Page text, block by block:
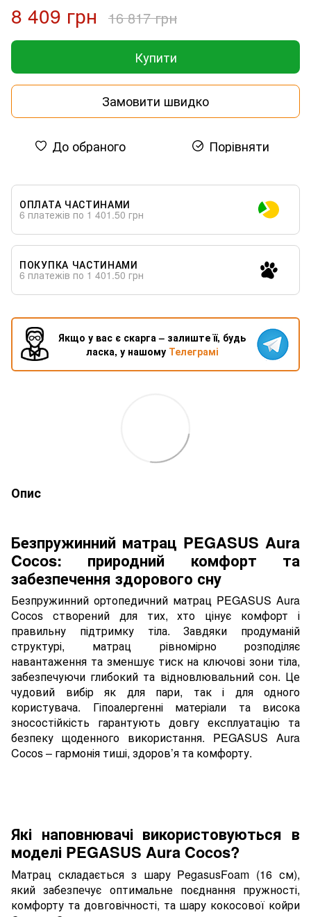
8 409 грн 16 817 грн
Купити
Замовити швидко
До обраного Порівняти
ОПЛАТА ЧАСТИНАМИ
6 платежів по 1 401.50 грн
ПОКУПКА ЧАСТИНАМИ
6 платежів по 1 401.50 грн
Якщо у вас є скарга – залиште її, будь
ласка, у нашому Телеграмі
Опис
Безпружинний матрац PEGASUS Aura
Cocos: природний комфорт та
забезпечення здорового сну
Безпружинний ортопедичний матрац PEGASUS Aura
Cocos створений для тих, хто цінує комфорт і
правильну підтримку тіла. Завдяки продуманій
структурі, матрац рівномірно розподіляє
навантаження та зменшує тиск на ключові зони тіла,
забезпечуючи глибокий та відновлювальний сон. Це
чудовий вибір як для пари, так і для одного
користувача. Гіпоалергенні матеріали та висока
зносостійкість гарантують довгу експлуатацію та
безпеку щоденного використання. PEGASUS Aura
Cocos – гармонія тиші, здоров’я та комфорту.
Які наповнювачі використовуються в
моделі PEGASUS Aura Cocos?
Матрац складається з шару PegasusFoam (16 см),
який забезпечує оптимальне поєднання пружності,
комфорту та довговічності, та шару кокосової койри